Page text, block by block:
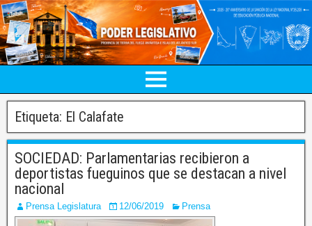
Etiqueta: El Calafate
SOCIEDAD: Parlamentarias recibieron a
deportistas fueguinos que se destacan a nivel
nacional
Prensa Legislatura 12/06/2019 Prensa